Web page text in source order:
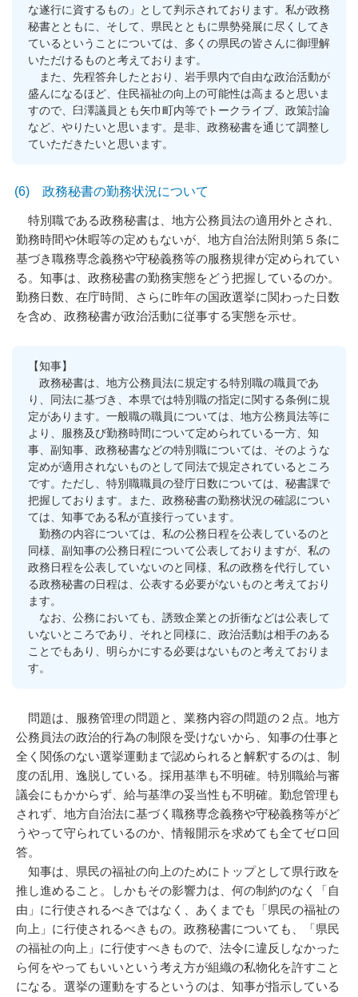
な遂行に資するもの」として判示されております。私が政務
秘書とともに、そして、県民とともに県勢発展に尽くしてき
ているということについては、多くの県民の皆さんに御理解
いただけるものと考えております。
また、先程答弁したとおり、岩手県内で自由な政治活動が
盛んになるほど、住民福祉の向上の可能性は高まると思いま
すので、臼澤議員とも矢巾町内等でトークライブ、政策討論
など、やりたいと思います。是非、政務秘書を通じて調整し
ていただきたいと思います。
(6) 政務秘書の勤務状況について
特別職である政務秘書は、地方公務員法の適用外とされ、
勤務時間や休暇等の定めもないが、地方自治法附則第５条に
基づき職務専念義務や守秘義務等の服務規律が定められてい
る。知事は、政務秘書の勤務実態をどう把握しているのか。
勤務日数、在庁時間、さらに昨年の国政選挙に関わった日数
を含め、政務秘書が政治活動に従事する実態を示せ。
【知事】
政務秘書は、地方公務員法に規定する特別職の職員であ
り、同法に基づき、本県では特別職の指定に関する条例に規
定があります。一般職の職員については、地方公務員法等に
より、服務及び勤務時間について定められている一方、知
事、副知事、政務秘書などの特別職については、そのような
定めが適用されないものとして同法で規定されているところ
です。ただし、特別職職員の登庁日数については、秘書課で
把握しております。また、政務秘書の勤務状況の確認につい
ては、知事である私が直接行っています。
勤務の内容については、私の公務日程を公表しているのと
同様、副知事の公務日程について公表しておりますが、私の
政務日程を公表していないのと同様、私の政務を代行してい
る政務秘書の日程は、公表する必要がないものと考えており
ます。
なお、公務においても、誘致企業との折衝などは公表して
いないところであり、それと同様に、政治活動は相手のある
ことでもあり、明らかにする必要はないものと考えておりま
す。
問題は、服務管理の問題と、業務内容の問題の２点。地方
公務員法の政治的行為の制限を受けないから、知事の仕事と
全く関係のない選挙運動まで認められると解釈するのは、制
度の乱用、逸脱している。採用基準も不明確。特別職給与審
議会にもかからず、給与基準の妥当性も不明確。勤怠管理も
されず、地方自治法に基づく職務専念義務や守秘義務等がど
うやって守られているのか、情報開示を求めても全てゼロ回
答。
知事は、県民の福祉の向上のためにトップとして県行政を
推し進めること。しかもその影響力は、何の制約のなく「自
由」に行使されるべきではなく、あくまでも「県民の福祉の
向上」に行使されるべきもの。政務秘書についても、「県民
の福祉の向上」に行使すべきもので、法令に違反しなかった
ら何をやってもいいという考え方が組織の私物化を許すこと
になる。選挙の運動をするというのは、知事が指示している